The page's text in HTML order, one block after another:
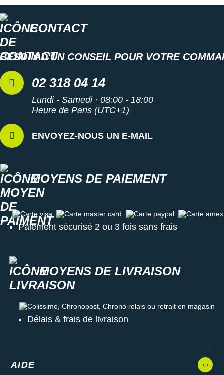
CONTACT
BESOIN D'UN CONSEIL POUR VOTRE
02 318 04 14
Lundi - Samedi · 08:00 - 18:00
Heure de Paris (UTC+1)
ENVOYEZ-NOUS UN E-MAIL
MOYENS DE PAIEMENT
Carte visa Carte master card Carte paypal Carte amex
Paiement sécurisé 2 ou 3 fois sans frais
MOYENS DE LIVRAISON
Colissimo, Chronopost, Chrono relais ou retrait en magasin
Délais & frais de livraison
AIDE